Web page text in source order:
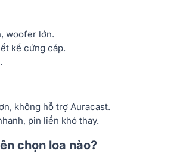
woofer lớn.
kế cứng cáp.
không hỗ trợ Auracast.
pin liền khó thay.
chọn loa nào?